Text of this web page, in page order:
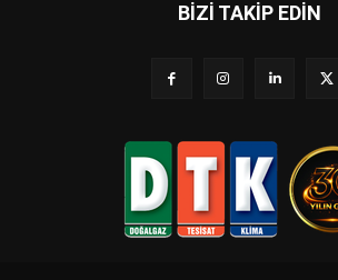
BİZİ TAKİP EDİN